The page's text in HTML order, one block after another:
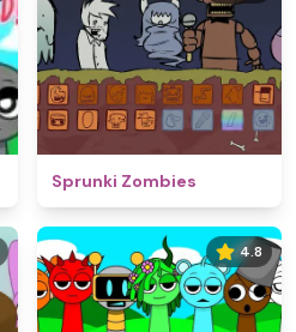
Sprunki Zombies
4.8